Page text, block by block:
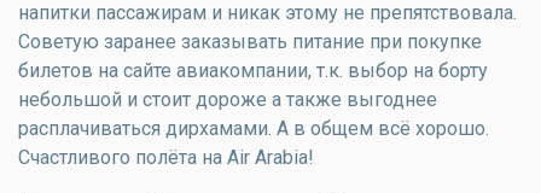
напитки пассажирам и никак этому не препятствовала.
Советую заранее заказывать питание при покупке
билетов на сайте авиакомпании, т.к. выбор на борту
небольшой и стоит дороже а также выгоднее
расплачиваться дирхамами. А в общем всё хорошо.
Счастливого полёта на Air Arabia!